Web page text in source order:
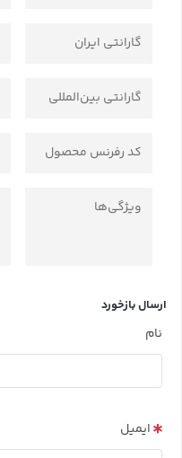
گارانتی ایران
گارانتی بین‌المللی
کد رفرنس محصول
ویژگی‌ها
ارسال بازخورد
نام
ایمیل